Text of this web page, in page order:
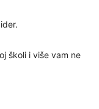
školi i više vam ne